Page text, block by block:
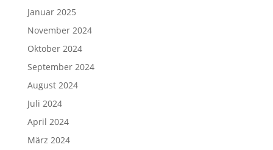
Januar 2025
November 2024
Oktober 2024
September 2024
August 2024
Juli 2024
April 2024
März 2024